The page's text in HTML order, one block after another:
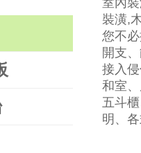
室內
裝潢,
您不
開支
接入
和室
五斗
明、